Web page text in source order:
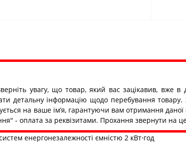
увагу, що товар, який вас зацікавив, вже
детальну інформацію щодо перебування
на ваше ім’я, гарантуючи вам отримання
- оплата за реквізитами. Прохання звернути на
енергонезалежності ємністю 2 кВт⋅год